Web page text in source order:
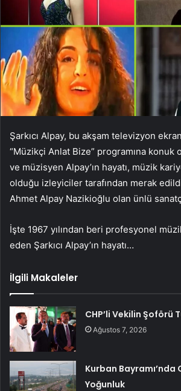
Şarkıcı Alpay, bu akşam televizyon
“Müzikçi Anlat Bize” programına konuk
ve müzisyen Alpay’ın hayatı, müzik
olduğu izleyiciler tarafından merak
Ahmet Alpay Nazikioğlu olan ünlü
İşte 1967 yılından beri profesyonel
eden Şarkıcı Alpay’ın hayatı…
İlgili Makaleler
CHP’li Vekilin Şoförü
Ağustos 7, 2026
Kurban
Yoğunluk